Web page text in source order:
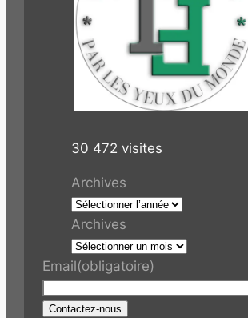
30 472 visites
Archives
Archives
Email(obligatoire)
Contactez-nous